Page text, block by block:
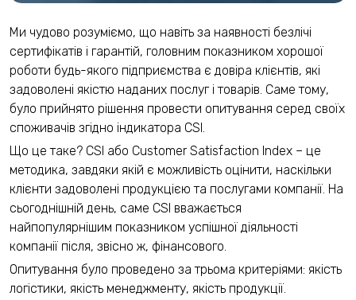
Ми чудово розуміємо, що навіть за наявності безлічі
сертифікатів і гарантій, головним показником хорошої
роботи будь-якого підприємства є довіра клієнтів, які
задоволені якістю наданих послуг і товарів. Саме тому,
було прийнято рішення провести опитування серед своїх
споживачів згідно індикатора CSI.
Що це таке? CSI або Customer Satisfaction Index – це
методика, завдяки якій є можливість оцінити, наскільки
клієнти задоволені продукцією та послугами компанії. На
сьогоднішній день, саме CSI вважається
найпопулярнішим показником успішної діяльності
компанії після, звісно ж, фінансового.
Опитування було проведено за трьома критеріями: якість
логістики, якість менеджменту, якість продукції.